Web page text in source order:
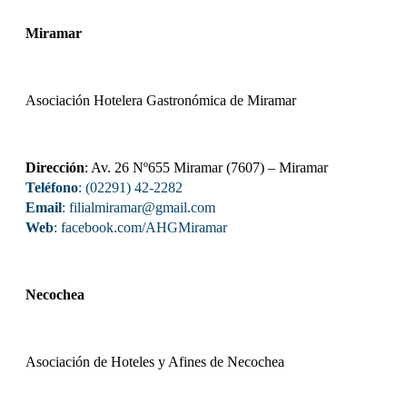
Miramar
Asociación Hotelera Gastronómica de Miramar
Dirección: Av. 26 Nº655 Miramar (7607) – Miramar
Teléfono: (02291) 42-2282
Email: filialmiramar@gmail.com
Web: facebook.com/AHGMiramar
Necochea
Asociación de Hoteles y Afines de Necochea